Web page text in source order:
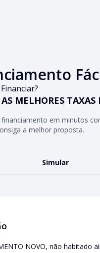
MELHORES TAXAS
financiamento em minutos
a melhor proposta.
Simular
NOVO, não habitado